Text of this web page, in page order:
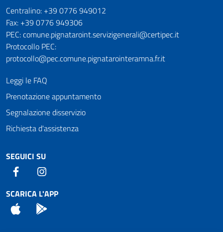
Numeri utili
Centralino: +39 0776 949012
Fax: +39 0776 949306
PEC: comune.pignataroint.servizigenerali@certipec.it
Protocollo PEC:
protocollo@pec.comune.pignatarointeramna.fr.it
Leggi le FAQ
Prenotazione appuntamento
Segnalazione disservizio
Richiesta d'assistenza
SEGUICI SU
Facebook
SCARICA L'APP
App Store